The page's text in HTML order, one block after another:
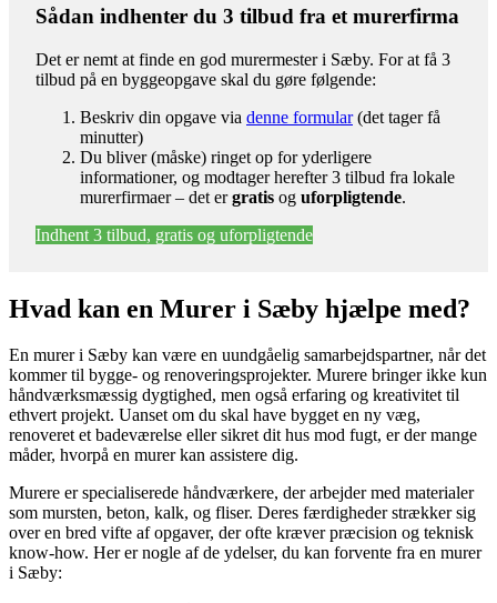
Sådan indhenter du 3 tilbud fra et murerfirma
Det er nemt at finde en god murermester i Sæby. For at få 3
tilbud på en byggeopgave skal du gøre følgende:
Beskriv din opgave via denne formular(det tager få
minutter)
Du bliver (måske) ringet op for yderligere
informationer, og modtager herefter 3 tilbud fra lokale
murerfirmaer – det ergratis og uforpligtende.
Indhent 3 tilbud, gratis og uforpligtende
Hvad kan en Murer i Sæby hjælpe med?
En murer i Sæby kan være en uundgåelig samarbejdspartner, når det
kommer til bygge- og renoveringsprojekter. Murere bringer ikke kun
håndværksmæssig dygtighed, men også erfaring og kreativitet til
ethvert projekt. Uanset om du skal have bygget en ny væg,
renoveret et badeværelse eller sikret dit hus mod fugt, er der mange
måder, hvorpå en murer kan assistere dig.
Murere er specialiserede håndværkere, der arbejder med materialer
som mursten, beton, kalk, og fliser. Deres færdigheder strækker sig
over en bred vifte af opgaver, der ofte kræver præcision og teknisk
know-how. Her er nogle af de ydelser, du kan forvente fra en murer
i Sæby: